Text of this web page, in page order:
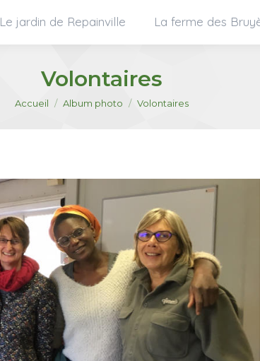
Le jardin de Repainville La ferme des
Volontaires
Vous êtes ici :
Accueil Album photo Volontaires